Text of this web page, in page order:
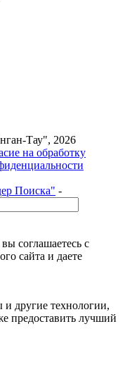
Тау", 2026
на обработку
Поиска" -
соглашаетесь с
сайта и даете
другие технологии,
предоставить лучший